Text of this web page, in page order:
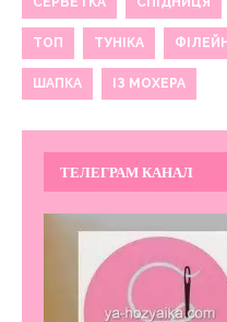
ТОП ТУНІКА
ШАПКА ІЗ МОХЕРА
ТЕЛЕГРАМ КАНАЛ